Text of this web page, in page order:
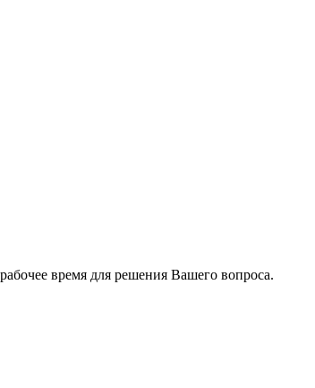
время для решения Вашего вопроса.